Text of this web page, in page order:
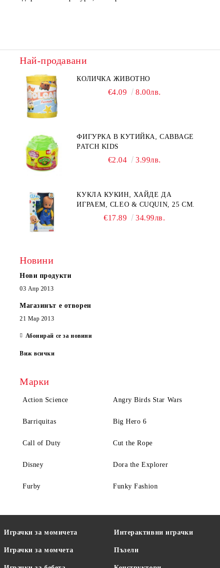
Най-продавани
КОЛИЧКА ЖИВОТНО
€4.09 8.00лв.
ФИГУРКА В КУТИЙКА, CABBAGE
PATCH KIDS
€2.04 3.99лв.
КУКЛА КУКИН, ХАЙДЕ ДА
ИГРАЕМ, CLEO & CUQUIN, 25 СМ.
€17.89 34.99лв.
Новини
Нови продукти
03 Апр 2013
Магазинът е отворен
21 Мар 2013
Абонирай се за новини
Виж всички
Марки
Action Science Angry Birds Star Wars
Barriquitas Big Hero 6
Call of Duty Cut the Rope
Disney Dora the Explorer
Furby Funky Fashion
Играчки за момичета
Играчки за момчета
Интерактивни играчки
Пъзели